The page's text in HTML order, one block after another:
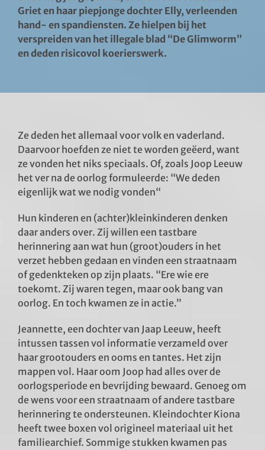
Griet en haar piepjonge dochter Elly, verleenden
hand- en spandiensten. Ze hielpen bij het
verspreiden van het illegale blad “De Glimworm”
en deden risicovol koerierswerk.
Ze deden het allemaal voor volk en vaderland.
Daarvoor hoefden ze niet te worden geëerd, want
ze vonden het niks speciaals. Of, zoals Joop Leeuw
het ver na de oorlog formuleerde: “We deden
eigenlijk wat we nodig vonden“
Hun kinderen en (achter)kleinkinderen denken
daar anders over. Zij willen een tastbare
herinnering aan wat hun (groot)ouders in het
verzet hebben gedaan en vinden een straatnaam
of gedenkteken op zijn plaats. “Ere wie ere
toekomt. Zij waren tegen, maar ook bang van
oorlog. En toch kwamen ze in actie.”
Jeannette, een dochter van Jaap Leeuw, heeft
intussen tassen vol informatie verzameld over
haar grootouders en ooms en tantes. Het zijn
mappen vol. Haar oom Joop had alles over de
oorlogsperiode en bevrijding bewaard. Genoeg om
de wens voor een straatnaam of andere tastbare
herinnering te ondersteunen. Kleindochter Kiona
heeft twee boxen vol origineel materiaal uit het
familiearchief. Sommige stukken kwamen pas